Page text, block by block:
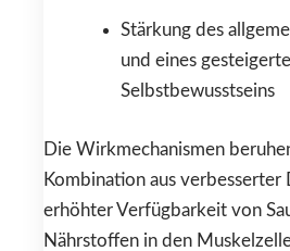
Stärkung des
und eines
Selbstbewusstseins
Die Wirkmechanismen
Kombination aus verbesserter
erhöhter Verfügbarkeit von
Nährstoffen in den